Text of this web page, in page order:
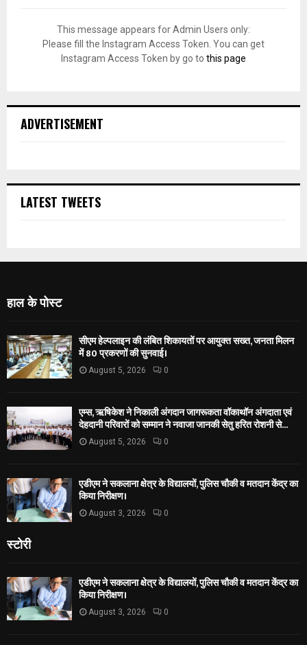
This message appears for Admin Users only:
Please fill the Instagram Access Token. You can get
Instagram Access Token by go to this page
ADVERTISEMENT
LATEST TWEETS
हाल के पोस्ट
सीएम हेल्पलाइन की लंबित शिकायतों पर आयुक्त सख्त, जनता मिलन
में 80 प्रकरणों की सुनवाई।
August 5, 2026 0
एम्स, ऋषिकेश ने निकाली अंगदान जागरूकता वॉकाथॉन अंगदाता एवं
देहदानी परिवारों को सम्मान ने नवाजा जानकी सेतु हरित रोशनी से...
August 5, 2026 0
एडीएम ने सकलाना क्षेत्र के विद्यालयों, पुलिस चौकी व मतदान केंद्र का
किया निरीक्षण।
August 3, 2026 0
स्टोरी
एडीएम ने सकलाना क्षेत्र के विद्यालयों, पुलिस चौकी व मतदान केंद्र का
किया निरीक्षण।
August 3, 2026 0